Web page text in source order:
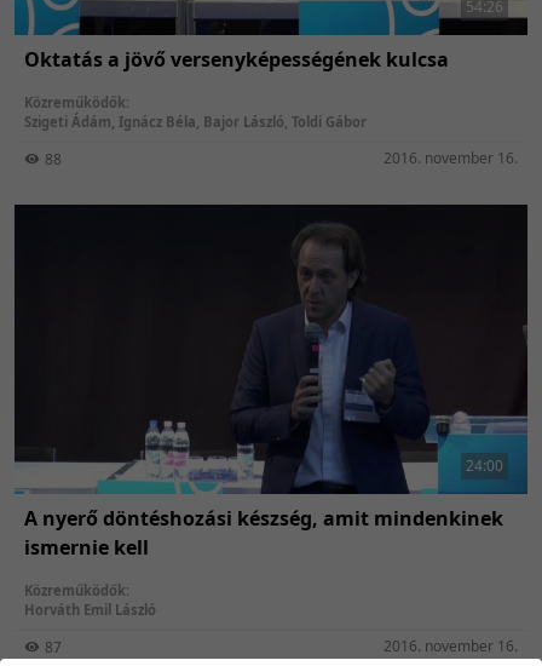
54:26
Oktatás a jövő versenyképességének kulcsa
Közreműködők:
Szigeti Ádám Ignácz Béla Bajor László Toldi Gábor
88 2016. november 16.
24:00
A nyerő döntéshozási készség, amit mindenkinek
ismernie kell
Közreműködők:
Horváth Emil László
87 2016. november 16.